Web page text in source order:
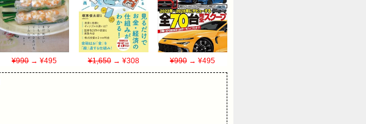
¥990→ ¥495 ¥1,650→ ¥308 ¥990→ ¥495